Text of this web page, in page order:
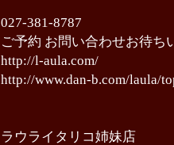
027-381-8787
ご予約 お問い合わせお待ち
http://l-aula.com/
http://www.dan-b.com/laula/
ラウライタリコ姉妹店